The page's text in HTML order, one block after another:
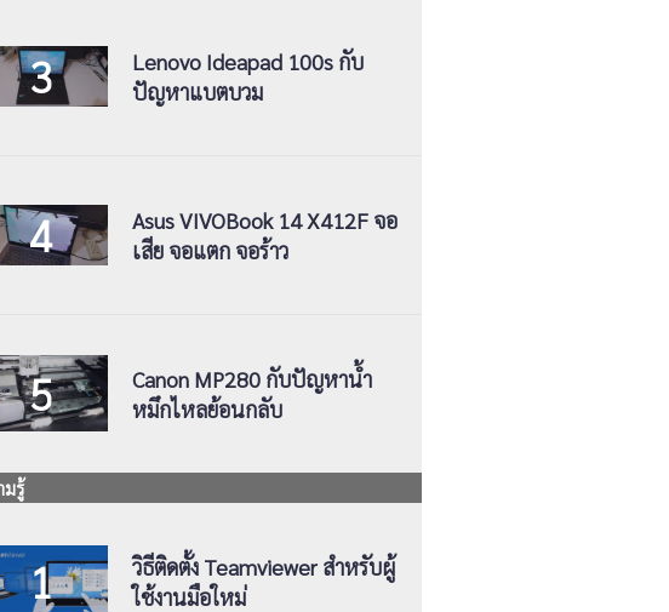
Lenovo Ideapad 100s กับ
ปัญหาแบตบวม
Asus VIVOBook 14 X412F จอ
เสีย จอแตก จอร้าว
Canon MP280 กับปัญหาน้ำ
หมึกไหลย้อนกลับ
มรู้
วิธีติดตั้ง Teamviewer สำหรับผู้
ใช้งานมือใหม่